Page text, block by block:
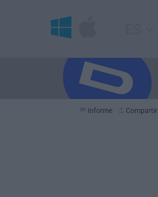
Informe Compartir